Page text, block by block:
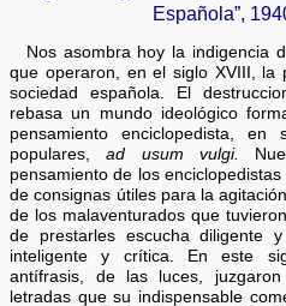
Española”,
Nos asombra hoy la indigencia
que operaron, en el siglo XVIII, la
sociedad española. El
rebasa un mundo ideológico
pensamiento enciclopedista, en
populares,ad usum vulgi.
pensamiento de los
de consignas útiles para la
de los malaventurados que
de prestarles escucha diligente
inteligente y crítica. En este
antífrasis, de las luces,
letradas que su indispensable